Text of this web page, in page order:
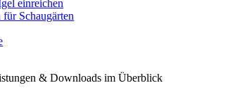
einreichen
Schaugärten
& Downloads im Überblick